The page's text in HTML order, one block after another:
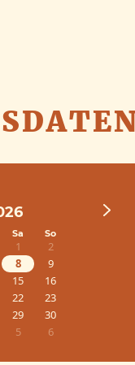
Sa So
1
2
8
9
15
16
22
23
29
30
5 6